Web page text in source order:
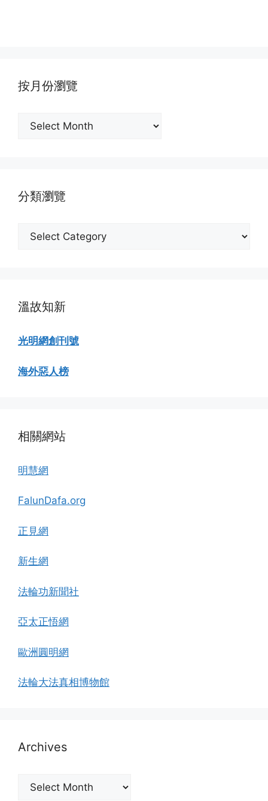
按月份瀏覽
分類瀏覽
溫故知新
光明網創刊號
海外惡人榜
相關網站
明慧網
FalunDafa.org
正見網
新生網
法輪功新聞社
亞太正悟網
歐洲圓明網
法輪大法真相博物館
Archives
Archives